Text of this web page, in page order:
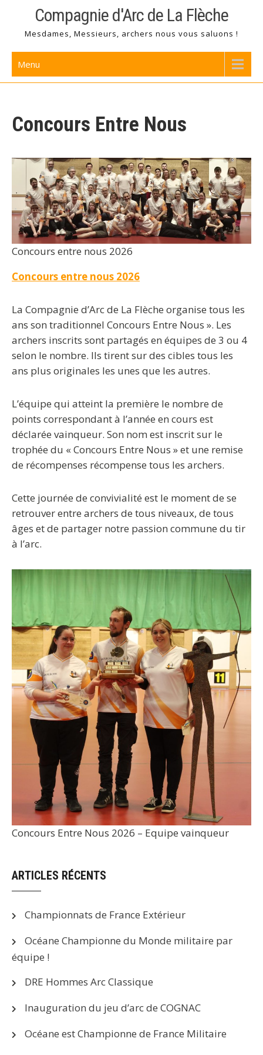
content
Compagnie d'Arc de La Flèche
Mesdames, Messieurs, archers nous vous saluons !
Menu
Concours Entre Nous
Concours entre nous 2026
Concours entre nous 2026
La Compagnie d’Arc de La Flèche organise tous les
ans son traditionnel Concours Entre Nous ». Les
archers inscrits sont partagés en équipes de 3 ou 4
selon le nombre. Ils tirent sur des cibles tous les
ans plus originales les unes que les autres.
L’équipe qui atteint la première le nombre de
points correspondant à l’année en cours est
déclarée vainqueur. Son nom est inscrit sur le
trophée du « Concours Entre Nous » et une remise
de récompenses récompense tous les archers.
Cette journée de convivialité est le moment de se
retrouver entre archers de tous niveaux, de tous
âges et de partager notre passion commune du tir
à l’arc.
Concours Entre Nous 2026 – Equipe vainqueur
ARTICLES RÉCENTS
Championnats de France Extérieur
Océane Championne du Monde militaire par
équipe !
DRE Hommes Arc Classique
Inauguration du jeu d’arc de COGNAC
Océane est Championne de France Militaire